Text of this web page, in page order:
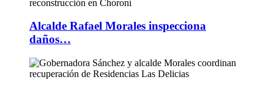
Alcalde Rafael Morales inspecciona
daños…